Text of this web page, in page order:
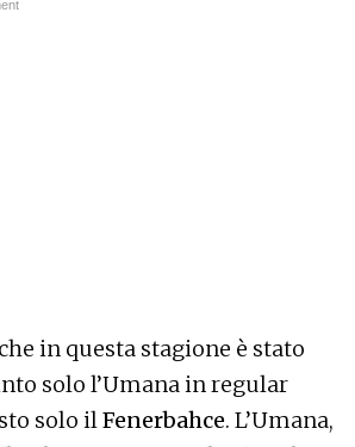
in questa stagione è stato
solo l’Umana in regular
solo ilFenerbahce. L’Umana,